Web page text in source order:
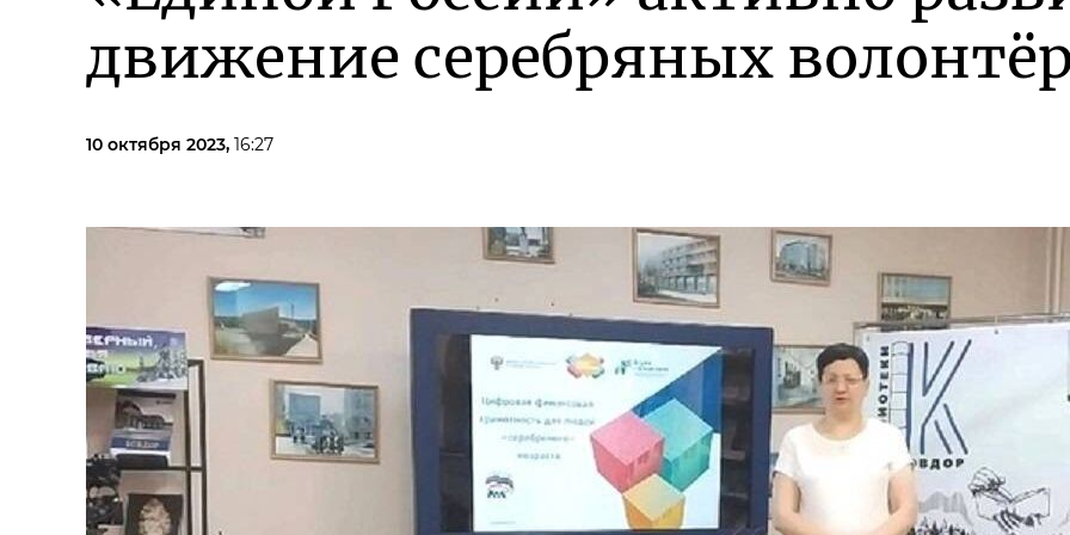
движение серебряных
10 октября 2023, 16:27